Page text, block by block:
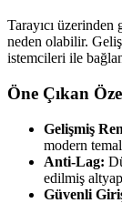
Tarayıcı
neden olabilir.
istemcileri ile
Öne Çıkan
Gelişmiş
modern
Anti-Lag:
edilmiş
Güvenli